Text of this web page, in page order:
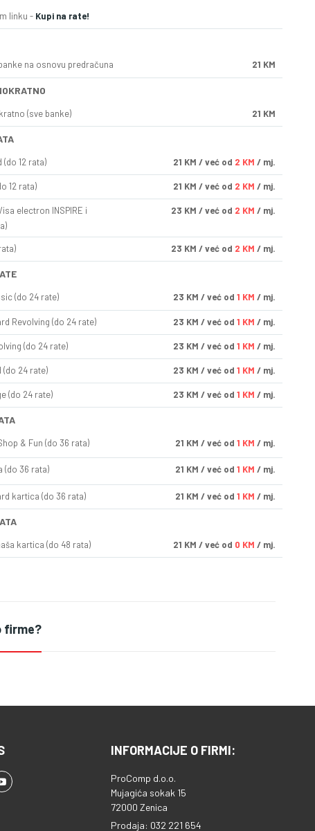
linku - Kupi na rate!
na osnovu predračuna 21 KM
(sve banke) 21 KM
12 rata) 21 KM / već od 2 KM / mj.
12 rata) 21 KM / već od 2 KM / mj.
electron INSPIRE i
23 KM / već od 2 KM / mj.
23 KM / već od 2 KM / mj.
(do 24 rate) 23 KM / već od 1 KM / mj.
Revolving (do 24 rate) 23 KM / već od 1 KM / mj.
(do 24 rate) 23 KM / već od 1 KM / mj.
(do 24 rate) 23 KM / već od 1 KM / mj.
(do 24 rate) 23 KM / već od 1 KM / mj.
& Fun (do 36 rata) 21 KM / već od 1 KM / mj.
(do 36 rata) 21 KM / već od 1 KM / mj.
kartica (do 36 rata) 21 KM / već od 1 KM / mj.
kartica (do 48 rata) 21 KM / već od 0 KM / mj.
firme?
INFORMACIJE O FIRMI:
ProComp d.o.o.
Mujagića sokak 15
72000 Zenica
Prodaja: 032 221 654